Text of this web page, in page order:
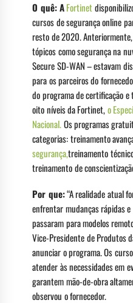
O quê: AFortinet
cursos de segurança online
resto de 2020.
tópicos como segurança na
Secure SD-WAN – estavam
para os parceiros do
do programa de certificação
oito níveis da Fortinet,o
Nacional.Os programas
categorias: treinamento
segurança,treinamento
treinamento de
Por que:“A realidade atual
enfrentar mudanças rápidas
passaram para modelos
Vice-Presidente de Produtos
anunciar o programa. Os
atender às necessidades em
garantem mão-de-obra
observou o fornecedor.